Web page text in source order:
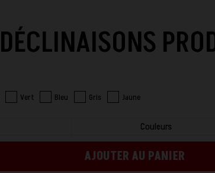
DÉCLINAISONS
Vert Bleu Gris Jaune
Couleurs
AJOUTER AU PANIER